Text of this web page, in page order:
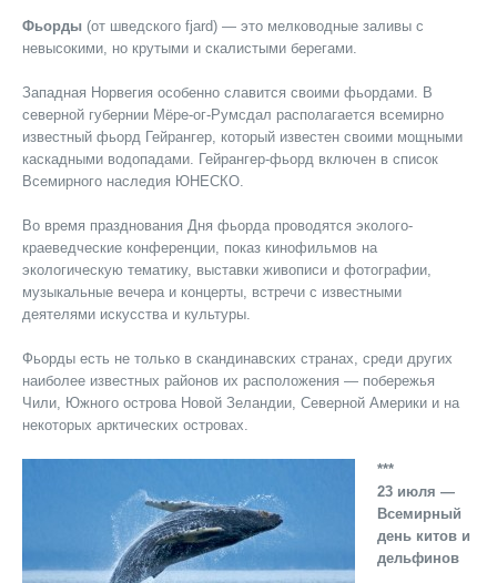
Фьорды (от шведского fjard) — это мелководные заливы с
невысокими, но крутыми и скалистыми берегами.
Западная Норвегия особенно славится своими фьордами. В
северной губернии Мёре-ог-Румсдал располагается всемирно
известный фьорд Гейрангер, который известен своими мощными
каскадными водопадами. Гейрангер-фьорд включен в список
Всемирного наследия ЮНЕСКО.
Во время празднования Дня фьорда проводятся эколого-
краеведческие конференции, показ кинофильмов на
экологическую тематику, выставки живописи и фотографии,
музыкальные вечера и концерты, встречи с известными
деятелями искусства и культуры.
Фьорды есть не только в скандинавских странах, среди других
наиболее известных районов их расположения — побережья
Чили, Южного острова Новой Зеландии, Северной Америки и на
некоторых арктических островах.
***
23 июля —
Всемирный
день китов и
дельфинов